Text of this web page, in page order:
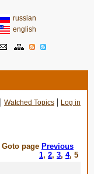
russian
english
| Watched Topics | Log in
Goto page Previous
1, 2, 3, 4, 5